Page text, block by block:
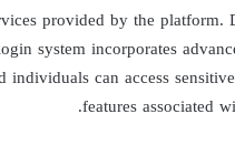
provided by the platform.
system incorporates
can access
features associated